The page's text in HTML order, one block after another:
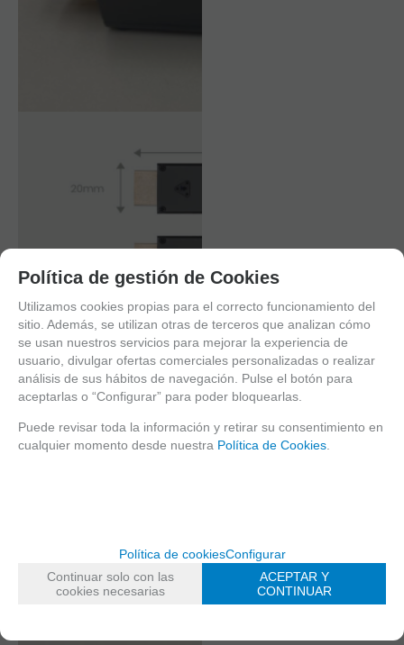
Política de gestión de Cookies
Utilizamos cookies propias para el correcto funcionamiento del
sitio. Además, se utilizan otras de terceros que analizan cómo
se usan nuestros servicios para mejorar la experiencia de
usuario, divulgar ofertas comerciales personalizadas o realizar
análisis de sus hábitos de navegación. Pulse el botón para
aceptarlas o “Configurar” para poder bloquearlas.
Puede revisar toda la información y retirar su consentimiento en
cualquier momento desde nuestra Política de Cookies
Política de cookiesConfigurar
Continuar solo con las
cookies necesarias
ACEPTAR Y
CONTINUAR